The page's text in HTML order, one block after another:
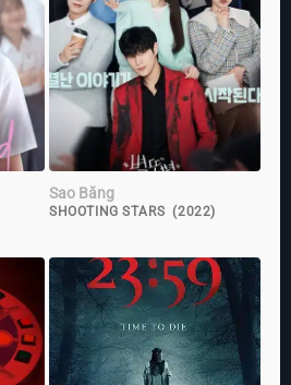
Sao Băng
SHOOTING STARS (2022)